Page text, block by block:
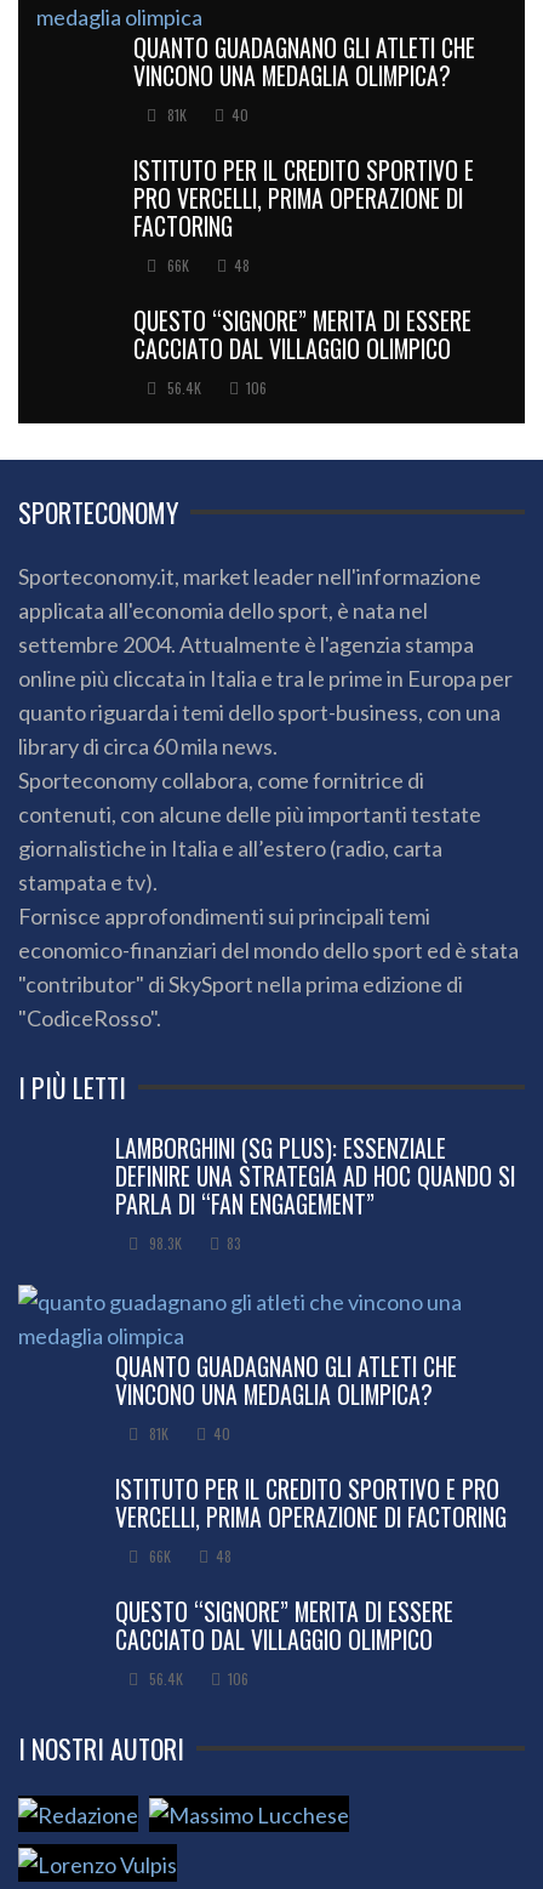
QUANTO GUADAGNANO GLI ATLETI CHE
VINCONO UNA MEDAGLIA OLIMPICA?
81K 40
ISTITUTO PER IL CREDITO SPORTIVO E
PRO VERCELLI, PRIMA OPERAZIONE DI
FACTORING
66K 48
QUESTO “SIGNORE” MERITA DI ESSERE
CACCIATO DAL VILLAGGIO OLIMPICO
56.4K 106
SPORTECONOMY
Sporteconomy.it, market leader nell'informazione
applicata all'economia dello sport, è nata nel
settembre 2004. Attualmente è l'agenzia stampa
online più cliccata in Italia e tra le prime in Europa per
quanto riguarda i temi dello sport-business, con una
library di circa 60 mila news.
Sporteconomy collabora, come fornitrice di
contenuti, con alcune delle più importanti testate
giornalistiche in Italia e all’estero (radio, carta
stampata e tv).
Fornisce approfondimenti sui principali temi
economico-finanziari del mondo dello sport ed è stata
"contributor" di SkySport nella prima edizione di
"CodiceRosso".
I PIÙ LETTI
LAMBORGHINI (SG PLUS): ESSENZIALE
DEFINIRE UNA STRATEGIA AD HOC QUANDO SI
PARLA DI “FAN ENGAGEMENT”
98.3K 83
QUANTO GUADAGNANO GLI ATLETI CHE
VINCONO UNA MEDAGLIA OLIMPICA?
81K 40
ISTITUTO PER IL CREDITO SPORTIVO E PRO
VERCELLI, PRIMA OPERAZIONE DI FACTORING
66K 48
QUESTO “SIGNORE” MERITA DI ESSERE
CACCIATO DAL VILLAGGIO OLIMPICO
56.4K 106
I NOSTRI AUTORI